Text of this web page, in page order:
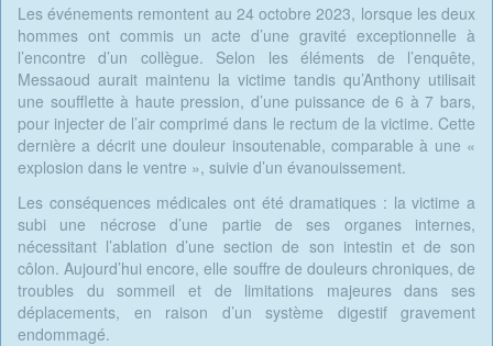
Les événements remontent au 24 octobre 2023, lorsque les deux
hommes ont commis un acte d’une gravité exceptionnelle à
l’encontre d’un collègue. Selon les éléments de l’enquête,
Messaoud aurait maintenu la victime tandis qu’Anthony utilisait
une soufflette à haute pression, d’une puissance de 6 à 7 bars,
pour injecter de l’air comprimé dans le rectum de la victime. Cette
dernière a décrit une douleur insoutenable, comparable à une «
explosion dans le ventre », suivie d’un évanouissement.
Les conséquences médicales ont été dramatiques : la victime a
subi une nécrose d’une partie de ses organes internes,
nécessitant l’ablation d’une section de son intestin et de son
côlon. Aujourd’hui encore, elle souffre de douleurs chroniques, de
troubles du sommeil et de limitations majeures dans ses
déplacements, en raison d’un système digestif gravement
endommagé.